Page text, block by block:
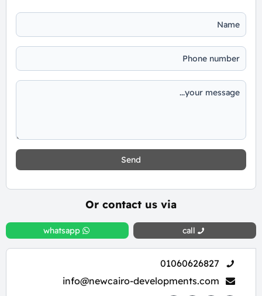
Send
Or contact us via
call
whatsapp
01060626827
info@newcairo-developments.com